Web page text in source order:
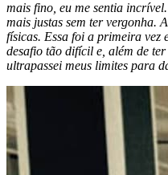
mais fino, eu me sentia
mais justas sem ter vergonha.
físicas. Essa foi a primeira vez
desafio tão difícil e, além de
ultrapassei meus limites para